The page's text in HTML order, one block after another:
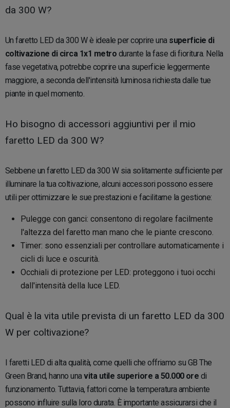
da 300 W?
Un faretto LED da 300 W è ideale per coprire una superficie di
coltivazione di circa 1x1 metro durante la fase di fioritura. Nella
fase vegetativa, potrebbe coprire una superficie leggermente
maggiore, a seconda dell'intensità luminosa richiesta dalle tue
piante in quel momento.
Ho bisogno di accessori aggiuntivi per il mio
faretto LED da 300 W?
Sebbene un faretto LED da 300 W sia solitamente sufficiente per
illuminare la tua coltivazione, alcuni accessori possono essere
utili per ottimizzare le sue prestazioni e facilitarne la gestione:
Pulegge con ganci: consentono di regolare facilmente
l'altezza del faretto man mano che le piante crescono.
Timer: sono essenziali per controllare automaticamente i
cicli di luce e oscurità.
Occhiali di protezione per LED: proteggono i tuoi occhi
dall'intensità della luce LED.
Qual è la vita utile prevista di un faretto LED da 300
W per coltivazione?
I faretti LED di alta qualità, come quelli che offriamo su GB The
Green Brand, hanno unavita utile superiore a 50.000 ore di
funzionamento. Tuttavia, fattori come la temperatura ambiente
possono influire sulla loro durata. È importante assicurarsi che il